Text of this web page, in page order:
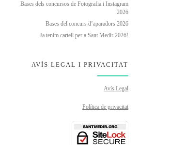
Bases dels concursos de Fotografia i Instagram
2026
Bases del concurs d’aparadors 2026
Ja tenim cartell per a Sant Medir 2026!
AVÍS LEGAL I PRIVACITAT
Avís Legal
Política de privacitat